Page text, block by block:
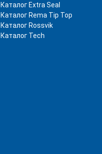
Каталог Extra Seal
Каталог Rema Tip Top
Каталог Rossvik
Каталог Tech